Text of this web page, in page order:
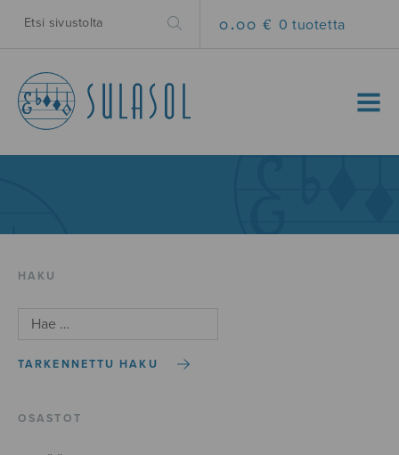
0.00 € 0 tuotetta
MENU
HAKU
TARKENNETTU HAKU
OSASTOT